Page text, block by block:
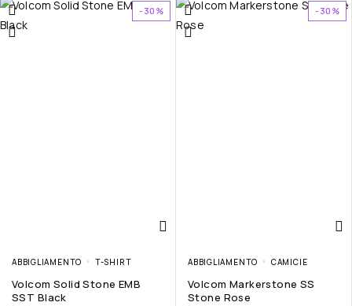
-30%
ABBIGLIAMENTO T-SHIRT
Volcom Solid Stone EMB
SST Black
-30%
ABBIGLIAMENTO CAMICIE
Volcom Markerstone SS
Stone Rose